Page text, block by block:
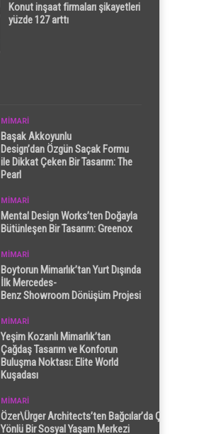
Konut inşaat firmaları şikayetleri
yüzde 127 arttı
MİMARİ
Başak Akkoyunlu
Design’dan Özgün Saçak Formu
ile Dikkat Çeken Bir Tasarım: The
Pearl
MİMARİ
Mental Design Works’ten Doğayla
Bütünleşen Bir Tasarım: Greenox
MİMARİ
Boytorun Mimarlık’tan Yurt Dışında
İlk Mercedes-
Benz Showroom Dönüşüm Projesi
MİMARİ
Yeşim Kozanlı Mimarlık’tan
Çağdaş Tasarım ve Konforun
Buluşma Noktası: Elite World
Kuşadası
MİMARİ
Özer\Ürger Architects’ten Bağcılar’da Çok
Yönlü Bir Sosyal Yaşam Merkezi